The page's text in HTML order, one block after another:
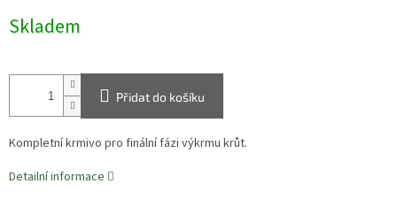
cena:
Skladem
Přidat do košíku
Kompletní krmivo pro finální fázi výkrmu krůt.
Detailní informace